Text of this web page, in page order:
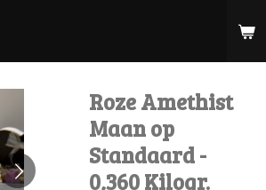
Roze Amethist
Maan op
Standaard -
0,360 Kilogr.